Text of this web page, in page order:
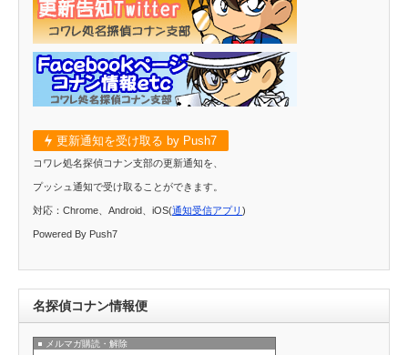
更新通知を受け取る by Push7
コワレ処名探偵コナン支部の更新通知を、
プッシュ通知で受け取ることができます。
対応：Chrome、Android、iOS(通知受信アプリ )
Powered By Push7
名探偵コナン情報便
メルマガ購読・解除